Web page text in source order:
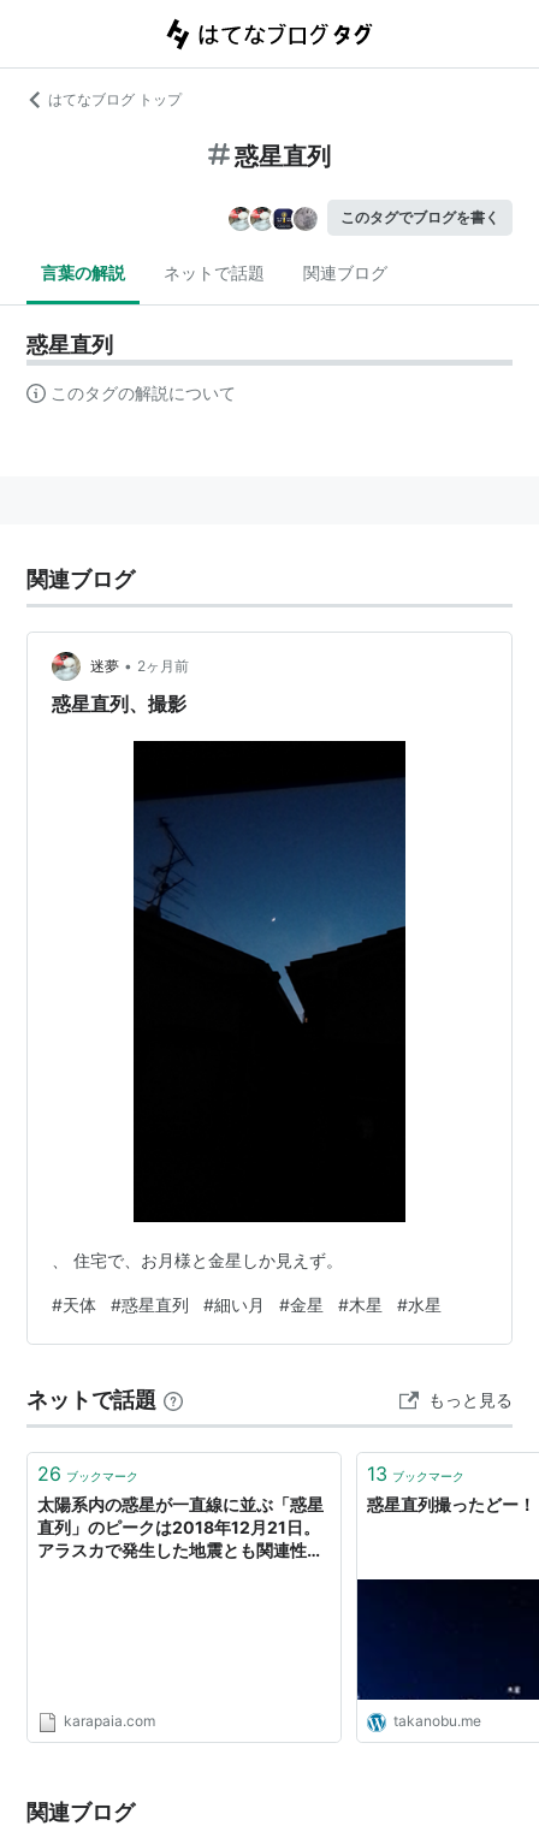
はてなブログ トップ
惑星直列
このタグでブログを書く
言葉の解説 ネットで話題 関連ブログ
惑星直列
このタグの解説について
関連ブログ
迷夢 • 2ヶ月前
惑星直列、撮影
、 住宅で、お月様と金星しか見えず。
#天体 #惑星直列 #細い月 #金星 #木星 #水星
ネットで話題 もっと見る
26 ブックマーク
太陽系内の惑星が一直線に並ぶ「惑星
直列」のピークは2018年12月21日。
アラスカで発生した地震とも関連性が
karapaia.com
13 ブックマーク
惑星直列撮ったどー！
takanobu.me
関連ブログ